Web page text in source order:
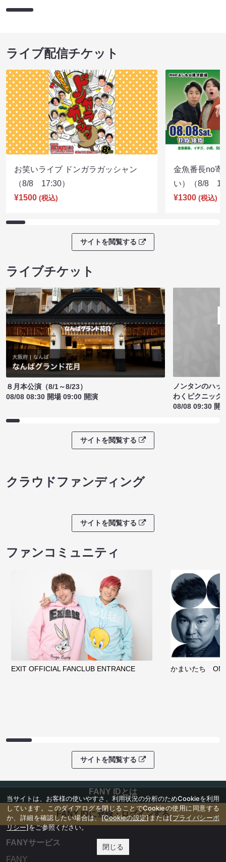
ライブ配信チケット
お笑いライブ ドンガラガッシャン
（8/8 17:30）
¥1500 (税込)
金魚番長no寄
い）（8/8
¥1300 (税込)
サイトを閲覧する
ライブチケット
８月本公演（8/1～8/23）
08/08 08:30 開場 09:00 開演
ノンタンのハッ
わくピクニック
08/08 09:30 開
サイトを閲覧する
クラウドファンディング
サイトを閲覧する
ファンコミュニティ
EXIT OFFICIAL FANCLUB ENTRANCE かまいたち
サイトを閲覧する
FANY IDとは
FANY IDに登録・ログインする
FANYサービス
FANY
当サイトは、お客様の使いやすさ、利用状況の分析のためCookieを利用
しています。このダイアログを閉じることでCookieの使用に同意する
か、詳細を確認したい場合は、[Cookieの設定]または[プライバシーポ
リシー]をご参照ください。
閉じる